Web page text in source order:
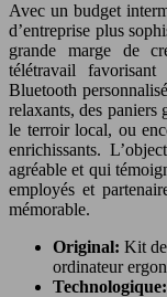
Avec un budget
d’entreprise plus
grande marge de
télétravail
Bluetooth
relaxants, des paniers
le terroir local, ou
enrichissants.
agréable et qui
employés et
mémorable.
Original: Kit
ordinateur
Technologique: